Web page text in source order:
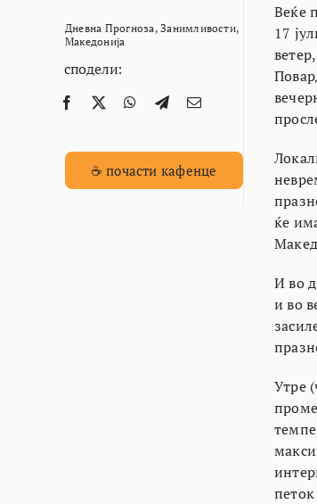
Дневна Прогноза ,Занимливости,
Македонија
сподели:
☕ почасти кафенце
Веќе
17
ќе
И во
и во
Утре